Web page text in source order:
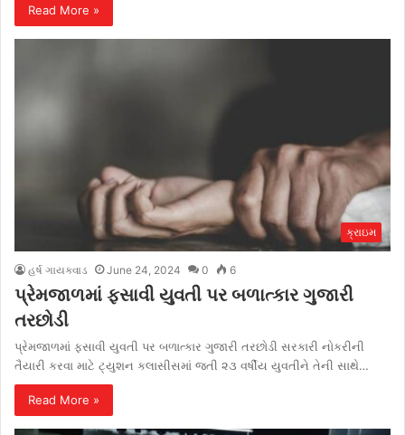
Read More »
ક્રાઇમ
હર્ષ ગાયક્વાડ June 24, 2024 0 6
પ્રેમજાળમાં ફસાવી યુવતી પર બળાત્કાર ગુજારી
તરછોડી
પ્રેમજાળમાં ફસાવી યુવતી પર બળાત્કાર ગુજારી તરછોડી સરકારી નોકરીની
તૈયારી કરવા માટે ટ્યુશન કલાસીસમાં જતી ૨૩ વર્ષીય યુવતીને તેની સાથે…
Read More »